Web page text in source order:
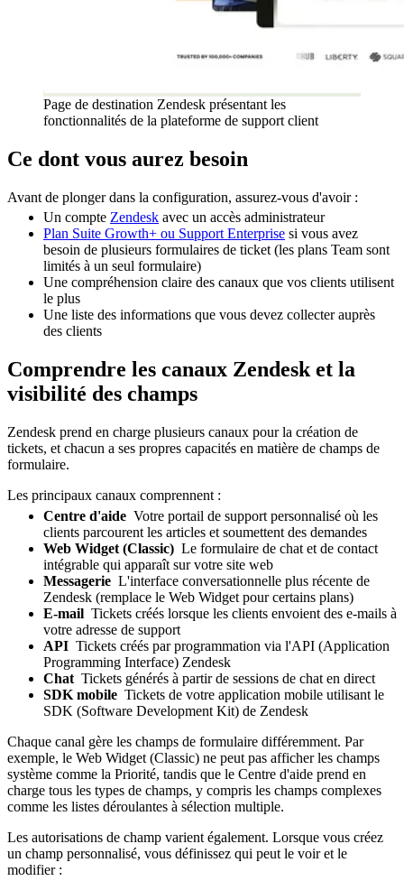
Page de destination Zendesk présentant les
fonctionnalités de la plateforme de support client
Ce dont vous aurez besoin
Avant de plonger dans la configuration, assurez-vous d'avoir :
Un compte Zendesk avec un accès administrateur
Plan Suite Growth+ ou Support Enterprise si vous avez
besoin de plusieurs formulaires de ticket (les plans Team sont
limités à un seul formulaire)
Une compréhension claire des canaux que vos clients utilisent
le plus
Une liste des informations que vous devez collecter auprès
des clients
Comprendre les canaux Zendesk et la
visibilité des champs
Zendesk prend en charge plusieurs canaux pour la création de
tickets, et chacun a ses propres capacités en matière de champs de
formulaire.
Les principaux canaux comprennent :
Centre d'aide Votre portail de support personnalisé où les
clients parcourent les articles et soumettent des demandes
Web Widget (Classic) Le formulaire de chat et de contact
intégrable qui apparaît sur votre site web
Messagerie L'interface conversationnelle plus récente de
Zendesk (remplace le Web Widget pour certains plans)
E-mail Tickets créés lorsque les clients envoient des e-mails à
votre adresse de support
API Tickets créés par programmation via l'API (Application
Programming Interface) Zendesk
Chat Tickets générés à partir de sessions de chat en direct
SDK mobile Tickets de votre application mobile utilisant le
SDK (Software Development Kit) de Zendesk
Chaque canal gère les champs de formulaire différemment. Par
exemple, le Web Widget (Classic) ne peut pas afficher les champs
système comme la Priorité, tandis que le Centre d'aide prend en
charge tous les types de champs, y compris les champs complexes
comme les listes déroulantes à sélection multiple.
Les autorisations de champ varient également. Lorsque vous créez
un champ personnalisé, vous définissez qui peut le voir et le
modifier :